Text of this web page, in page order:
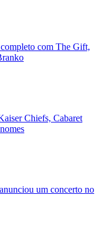
com The Gift,
Chiefs, Cabaret
um concerto no